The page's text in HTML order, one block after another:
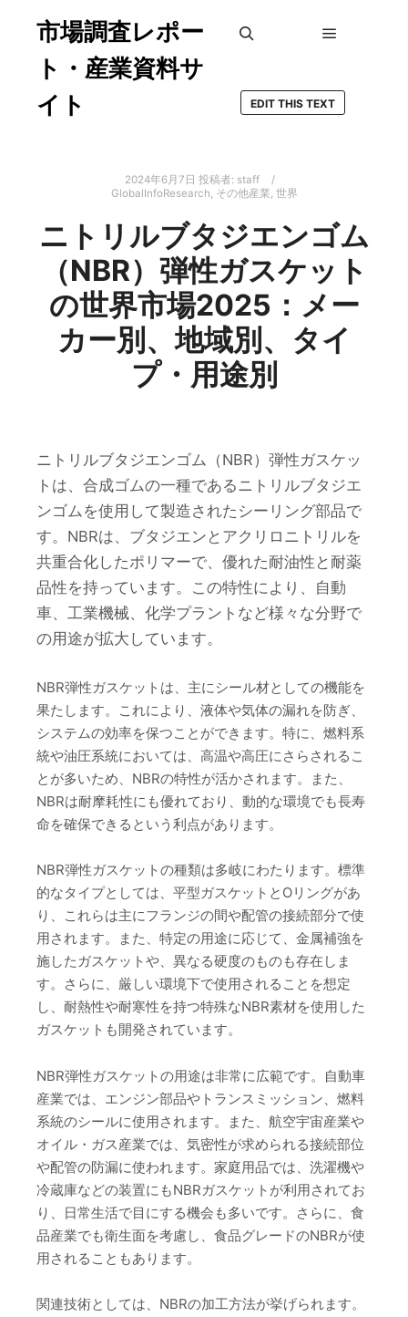
市場調査レポー
ト・産業資料サ
イト
EDIT THIS TEXT
2024年6月7日 投稿者: staff
GlobalInfoResearch, その他産業, 世界
ニトリルブタジエンゴム
（NBR）弾性ガスケット
の世界市場2025：メー
カー別、地域別、タイ
プ・用途別
ニトリルブタジエンゴム（NBR）弾性ガスケッ
トは、合成ゴムの一種であるニトリルブタジエ
ンゴムを使用して製造されたシーリング部品で
す。NBRは、ブタジエンとアクリロニトリルを
共重合化したポリマーで、優れた耐油性と耐薬
品性を持っています。この特性により、自動
車、工業機械、化学プラントなど様々な分野で
の用途が拡大しています。
NBR弾性ガスケットは、主にシール材としての機能を
果たします。これにより、液体や気体の漏れを防ぎ、
システムの効率を保つことができます。特に、燃料系
統や油圧系統においては、高温や高圧にさらされるこ
とが多いため、NBRの特性が活かされます。また、
NBRは耐摩耗性にも優れており、動的な環境でも長寿
命を確保できるという利点があります。
NBR弾性ガスケットの種類は多岐にわたります。標準
的なタイプとしては、平型ガスケットとOリングがあ
り、これらは主にフランジの間や配管の接続部分で使
用されます。また、特定の用途に応じて、金属補強を
施したガスケットや、異なる硬度のものも存在しま
す。さらに、厳しい環境下で使用されることを想定
し、耐熱性や耐寒性を持つ特殊なNBR素材を使用した
ガスケットも開発されています。
NBR弾性ガスケットの用途は非常に広範です。自動車
産業では、エンジン部品やトランスミッション、燃料
系統のシールに使用されます。また、航空宇宙産業や
オイル・ガス産業では、気密性が求められる接続部位
や配管の防漏に使われます。家庭用品では、洗濯機や
冷蔵庫などの装置にもNBRガスケットが利用されてお
り、日常生活で目にする機会も多いです。さらに、食
品産業でも衛生面を考慮し、食品グレードのNBRが使
用されることもあります。
関連技術としては、NBRの加工方法が挙げられます。